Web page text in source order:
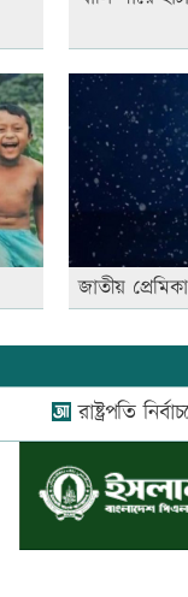
জাতীয়
রাষ্ট্রপতি নির্বাচনে